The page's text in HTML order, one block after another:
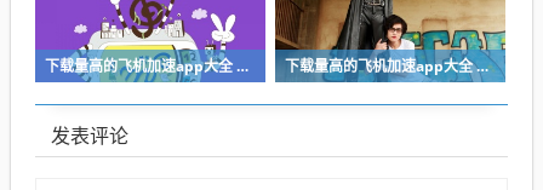
下载量高的飞机加速app大全 值得推荐的飞机加速app精选 下载量高的飞机加速app大全 值得推荐的飞机加速app精选
发表评论